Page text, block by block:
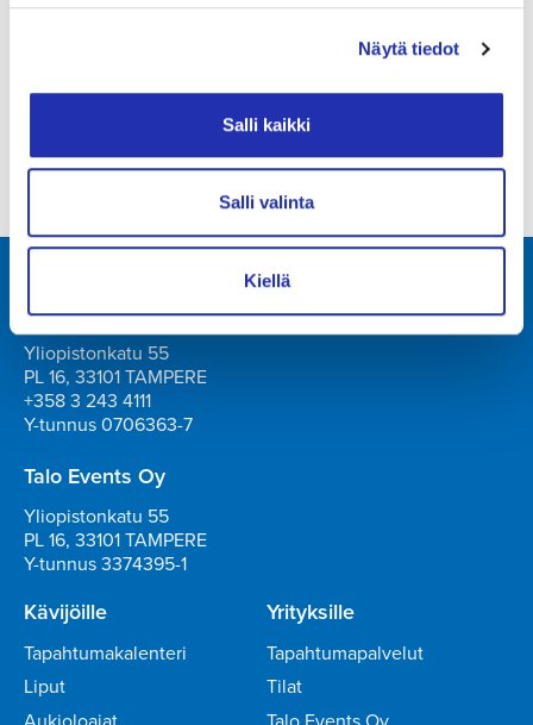
Näytä tiedot
Salli kaikki
Salli valinta
Kiellä
Tuotanto: Tampere-talo ja Heidi Heinonen
Tampere-talo Oy
Yliopistonkatu 55
PL 16, 33101 TAMPERE
+358 3 243 4111
Y-tunnus 0706363-7
Talo Events Oy
Yliopistonkatu 55
PL 16, 33101 TAMPERE
Y-tunnus 3374395-1
Kävijöille
Tapahtumakalenteri
Liput
Yrityksille
Tapahtumapalvelut
Tilat